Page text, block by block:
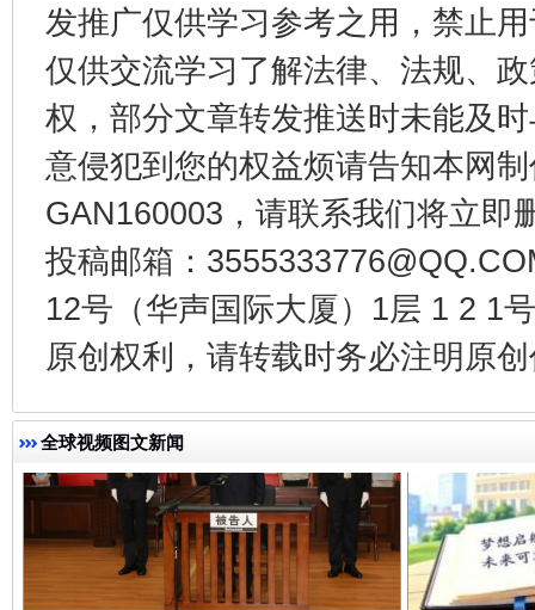
发推广仅供学习参考之用，禁止
仅供交流学习了解法律、法规、
权，部分文章转发推送时未能及
意侵犯到您的权益烦请告知本网
GAN160003，请联系我们将立即
投稿邮箱：
12号（华声国际大厦）1层 1 2 1
原创权利，请转载时务必注明原
全球视频图文新闻